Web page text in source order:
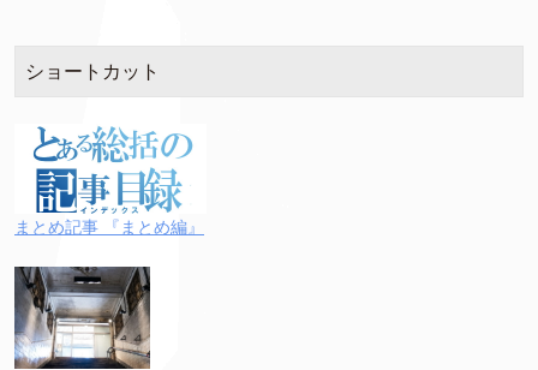
ショートカット
まとめ記事 『まとめ編』